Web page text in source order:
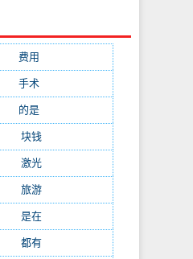
费用
手术(1536)
的是(1059)
块钱
激光
旅游
是在
都有